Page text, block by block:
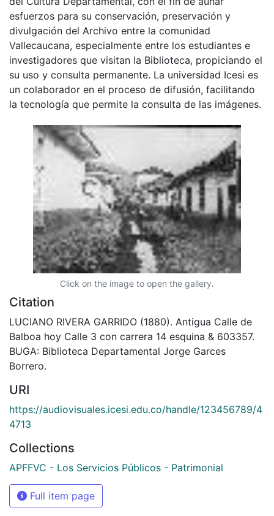
esfuerzos para su conservación, preservación y
divulgación del Archivo entre la comunidad
Vallecaucana, especialmente entre los estudiantes e
investigadores que visitan la Biblioteca, propiciando el
su uso y consulta permanente. La universidad Icesi es
un colaborador en el proceso de difusión, facilitando
la tecnología que permite la consulta de las imágenes.
Click on the image to open the gallery.
Citation
LUCIANO RIVERA GARRIDO (1880). Antigua Calle de
Balboa hoy Calle 3 con carrera 14 esquina & 603357.
BUGA: Biblioteca Departamental Jorge Garces
Borrero.
URI
https://audiovisuales.icesi.edu.co/handle/123456789/4
4713
Collections
APFFVC - Los Servicios Públicos - Patrimonial
Full item page